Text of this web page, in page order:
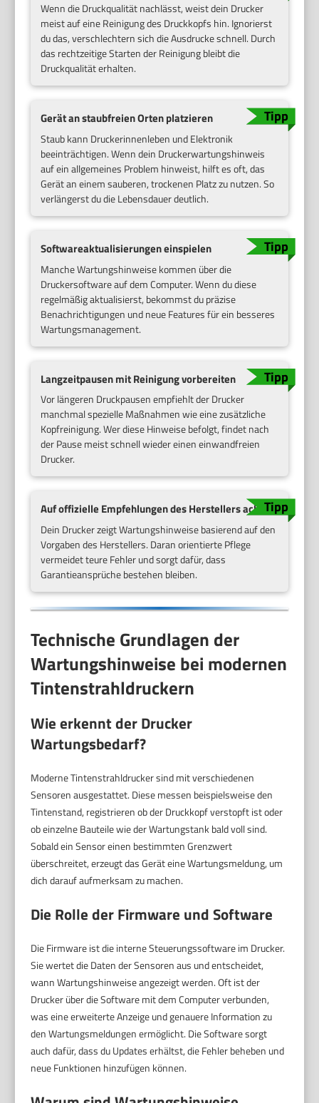
Wenn die Druckqualität nachlässt, weist dein Drucker
meist auf eine Reinigung des Druckkopfs hin. Ignorierst
du das, verschlechtern sich die Ausdrucke schnell. Durch
das rechtzeitige Starten der Reinigung bleibt die
Druckqualität erhalten.
Gerät an staubfreien Orten platzieren
Staub kann Druckerinnenleben und Elektronik
beeinträchtigen. Wenn dein Druckerwartungshinweis
auf ein allgemeines Problem hinweist, hilft es oft, das
Gerät an einem sauberen, trockenen Platz zu nutzen. So
verlängerst du die Lebensdauer deutlich.
Softwareaktualisierungen einspielen
Manche Wartungshinweise kommen über die
Druckersoftware auf dem Computer. Wenn du diese
regelmäßig aktualisierst, bekommst du präzise
Benachrichtigungen und neue Features für ein besseres
Wartungsmanagement.
Langzeitpausen mit Reinigung vorbereiten
Vor längeren Druckpausen empfiehlt der Drucker
manchmal spezielle Maßnahmen wie eine zusätzliche
Kopfreinigung. Wer diese Hinweise befolgt, findet nach
der Pause meist schnell wieder einen einwandfreien
Drucker.
Auf offizielle Empfehlungen des Herstellers achten
Dein Drucker zeigt Wartungshinweise basierend auf den
Vorgaben des Herstellers. Daran orientierte Pflege
vermeidet teure Fehler und sorgt dafür, dass
Garantieansprüche bestehen bleiben.
Technische Grundlagen der
Wartungshinweise bei modernen
Tintenstrahldruckern
Wie erkennt der Drucker
Wartungsbedarf?
Moderne Tintenstrahldrucker sind mit verschiedenen
Sensoren ausgestattet. Diese messen beispielsweise den
Tintenstand, registrieren ob der Druckkopf verstopft ist oder
ob einzelne Bauteile wie der Wartungstank bald voll sind.
Sobald ein Sensor einen bestimmten Grenzwert
überschreitet, erzeugt das Gerät eine Wartungsmeldung, um
dich darauf aufmerksam zu machen.
Die Rolle der Firmware und Software
Die Firmware ist die interne Steuerungssoftware im Drucker.
Sie wertet die Daten der Sensoren aus und entscheidet,
wann Wartungshinweise angezeigt werden. Oft ist der
Drucker über die Software mit dem Computer verbunden,
was eine erweiterte Anzeige und genauere Information zu
den Wartungsmeldungen ermöglicht. Die Software sorgt
auch dafür, dass du Updates erhältst, die Fehler beheben und
neue Funktionen hinzufügen können.